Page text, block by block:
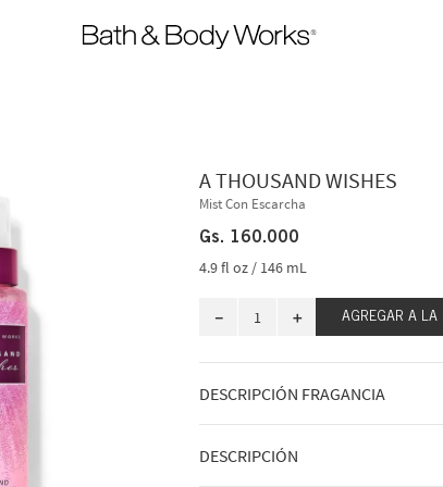
A THOUSAND WISHES
Mist Con Escarcha
Gs. 160.000
4.9 fl oz / 146 mL
＋
－ AGREGAR A LA
DESCRIPCIÓN FRAGANCIA
A qué huele: una celebración dulce y
DESCRIPCIÓN